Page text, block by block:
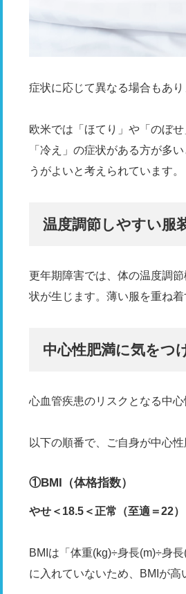
症状に応じて異なる場合もあ
欧米では「ほてり」や「のぼ
「冷え」の症状がある方が多
うがよいと考えられています。
温度調節しやすい服
更年期障害では、体の温度調
状が生じます。薄い服を重ね
中心性肥満に気をつ
心血管疾患のリスクとなる中
以下の順番で、ご自身が中心
①BMI（体格指数）
やせ＜18.5＜正常（至適＝22
BMIは「体重(kg)÷身長(m)÷身
に入れていないため、BMIが